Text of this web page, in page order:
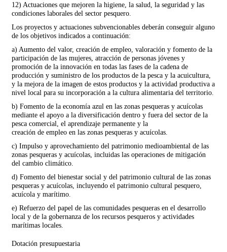
12) Actuaciones que mejoren la higiene, la salud, la seguridad y las
condiciones laborales del sector pesquero.
Los proyectos y actuaciones subvencionables deberán conseguir alguno
de los objetivos indicados a continuación:
a) Aumento del valor, creación de empleo, valoración y fomento de la
participación de las mujeres, atracción de personas jóvenes y
promoción de la innovación en todas las fases de la cadena de
producción y suministro de los productos de la pesca y la acuicultura,
y la mejora de la imagen de estos productos y la actividad productiva a
nivel local para su incorporación a la cultura alimentaria del territorio.
b) Fomento de la economía azul en las zonas pesqueras y acuícolas
mediante el apoyo a la diversificación dentro y fuera del sector de la
pesca comercial, el aprendizaje permanente y la
creación de empleo en las zonas pesqueras y acuícolas.
c) Impulso y aprovechamiento del patrimonio medioambiental de las
zonas pesqueras y acuícolas, incluidas las operaciones de mitigación
del cambio climático.
d) Fomento del bienestar social y del patrimonio cultural de las zonas
pesqueras y acuícolas, incluyendo el patrimonio cultural pesquero,
acuícola y marítimo.
e) Refuerzo del papel de las comunidades pesqueras en el desarrollo
local y de la gobernanza de los recursos pesqueros y actividades
marítimas locales.
Dotación presupuestaria